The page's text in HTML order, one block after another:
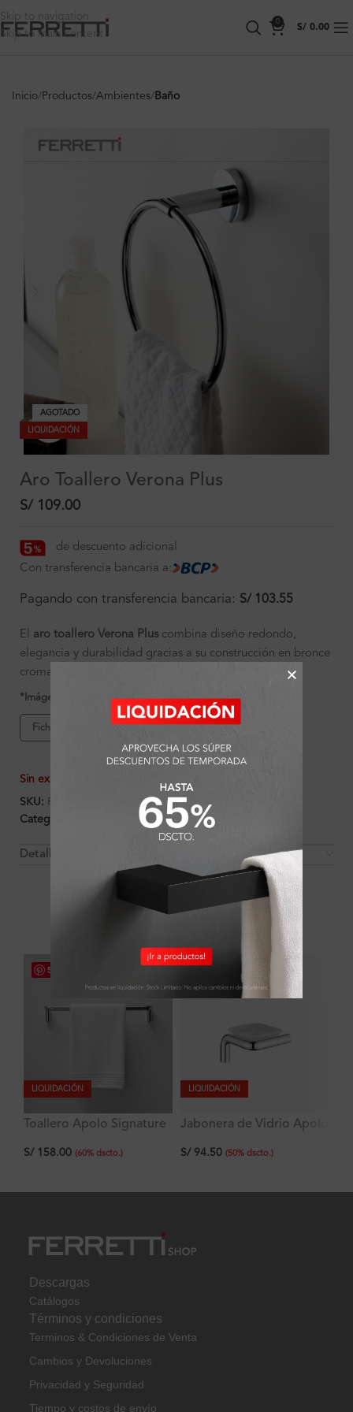
Skip to navigation
Skip to main content
0
S/ 0.00
Inicio Productos Ambientes Baño
AGOTADO
LIQUIDACIÓN
Clic para ampliar
Aro Toallero Verona Plus
S/ 109.00
de descuento adicional
Con transferencia bancaria a:
Pagando con transferencia bancaria: S/ 103.55
El aro toallero Verona Plus combina diseño redondo,
elegancia y durabilidad gracias a su construcción en bronce
cromado. Ideal para baños contemporáneos.
*Imágenes referenciales
Ficha de producto Garantía Ferretti
Sin existencias
SKU: FA1596
Categorías:
Ambientes, Aro toallero
Detalles y Material
OTROS PRODUCTOS QUE PUEDEN
INTERESARTE
Save
LIQUIDACIÓN
Toallero Apolo Signature
S/ 158.00 (60% dscto.)
Save
LIQUIDACIÓN
Jabonera de Vidrio Apolo
S/94.50 (50% dscto.)
Descargas
Catálogos
Términos y condiciones
Terminos & Condiciones de Venta
Cambios y Devoluciones
Privacidad y Seguridad
Tiempo y costos de envío